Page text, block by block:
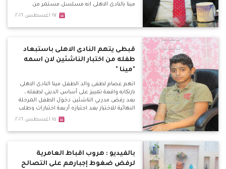
مينا بالنادى الاهلى انه مسلسل مستمر من
التعصب والذى يظهر فى العديد من الاندية
الكابتن هانى رمزى كممثل فقط للاقباط ولماذا يتم
١٧ اغسطس ٢٠١٦
قبطى يتهم النادى الاهلى باستبعاد
طفله من اختبار الناشئين لان اسمه
"مينا "
اتهم عصام لطفى والد الطفل مينا النادى الاهلى
بارتكابه واقعة تمييز على أساس الديني لطفله ،
بعد رفض مدربي الناشئين دخول الطفل المرحلة
النهائية للاختيار بعد اجتيازه أربعة اختبارات وطلب
تصفيتهم من 250 طفل ولكن فوجئ برفض
١٥ اغسطس ٢٠١٦
بالفيديو : هروب اقباط العامرية
لرفض ضغوط إجبارهم على التصالح